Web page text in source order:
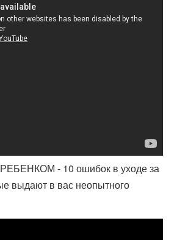
- 10 ошибок в уходе за
выдают в вас неопытного